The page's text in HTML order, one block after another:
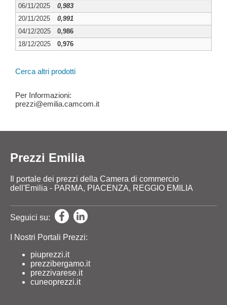
06/11/2025
0,983
20/11/2025
0,991
04/12/2025
0,986
18/12/2025
0,976
Cerca altri prodotti
Per Informazioni:
prezzi@emilia.camcom.it
Prezzi Emilia
Il portale dei prezzi della Camera di commercio
dell'Emilia - PARMA, PIACENZA, REGGIO EMILIA
Seguici su:
I Nostri Portali Prezzi:
piuprezzi.it
prezzibergamo.it
prezzivarese.it
cuneoprezzi.it